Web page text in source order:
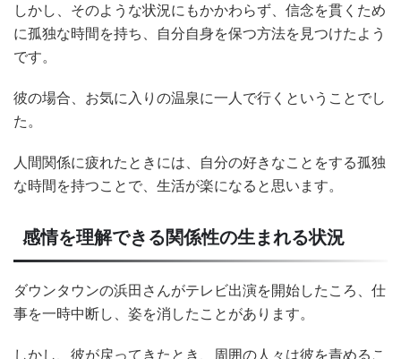
しかし、そのような状況にもかかわらず、信念を貫くため
に孤独な時間を持ち、自分自身を保つ方法を見つけたよう
です。
彼の場合、お気に入りの温泉に一人で行くということでし
た。
人間関係に疲れたときには、自分の好きなことをする孤独
な時間を持つことで、生活が楽になると思います。
感情を理解できる関係性の生まれる状況
ダウンタウンの浜田さんがテレビ出演を開始したころ、仕
事を一時中断し、姿を消したことがあります。
しかし、彼が戻ってきたとき、周囲の人々は彼を責めるこ